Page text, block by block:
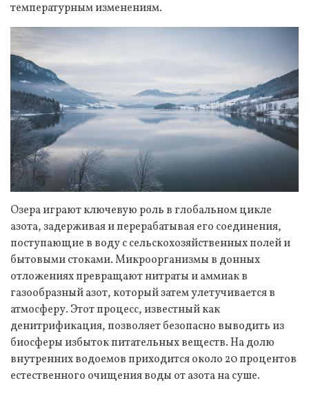
температурным изменениям.
Озера играют ключевую роль в глобальном цикле
азота, задерживая и перерабатывая его соединения,
поступающие в воду с сельскохозяйственных полей и
бытовыми стоками. Микроорганизмы в донных
отложениях превращают нитраты и аммиак в
газообразный азот, который затем улетучивается в
атмосферу. Этот процесс, известный как
денитрификация, позволяет безопасно выводить из
биосферы избыток питательных веществ. На долю
внутренних водоемов приходится около 20 процентов
естественного очищения воды от азота на суше.